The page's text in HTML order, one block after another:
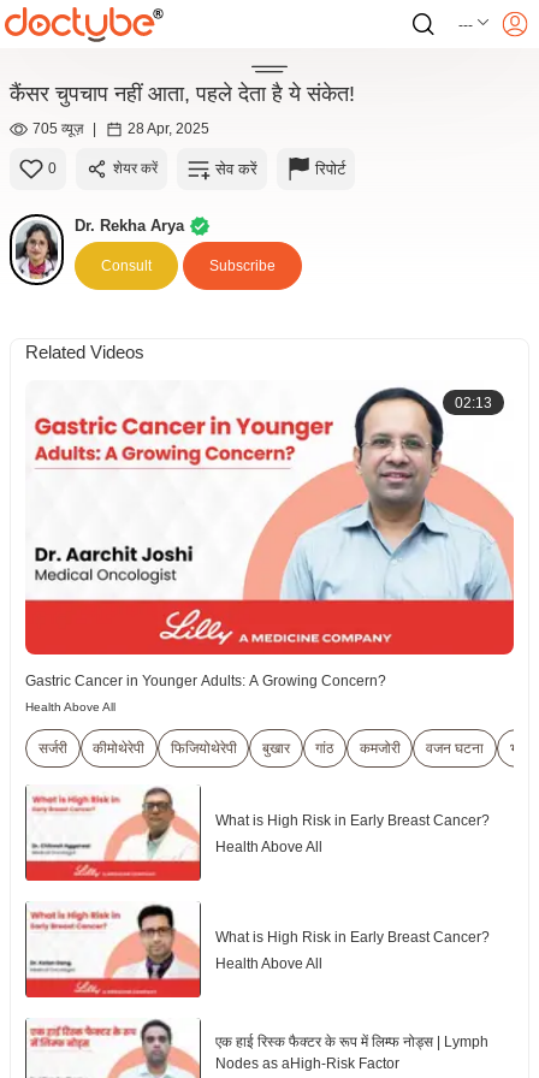
---
कैंसर चुपचाप नहीं आता, पहले देता है ये संकेत!
705 व्यूज़ | 28 Apr, 2025
0 शेयर करें सेव करें रिपोर्ट
Dr. Rekha Arya
Consult Subscribe
Related Videos
02:13
Gastric Cancer in Younger Adults: A Growing Concern?
Health Above All
सर्जरी कीमोथेरेपी फिजियोथेरेपी बुखार गांठ कमजोरी वजन घटना भूख
What is High Risk in Early Breast Cancer?
Health Above All
What is High Risk in Early Breast Cancer?
Health Above All
एक हाई रिस्क फैक्टर के रूप में लिम्फ नोड्स | Lymph
Nodes as aHigh-Risk Factor